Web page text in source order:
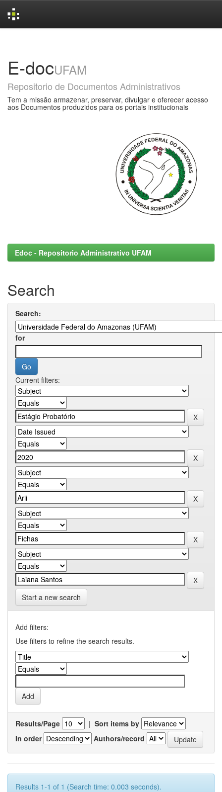
E-docUFAM
Repositorio de Documentos Administrativos
Tem a missão armazenar, preservar, divulgar e oferecer acesso
aos Documentos produzidos para os portais institucionais
Edoc - Repositorio Administrativo UFAM
Search
Search:
for
Current filters:
Start a new search
Add filters:
Use filters to refine the search results.
Results/Page | Sort items by
In order
Authors/record
Results 1-1 of 1 (Search time: 0.003 seconds).